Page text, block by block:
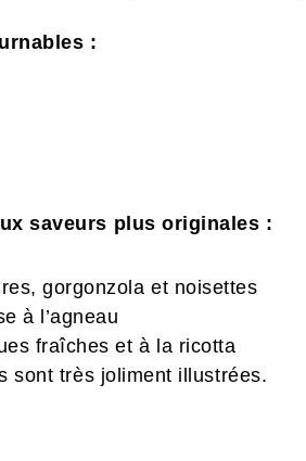
:
saveurs plus originales :
gorgonzola et noisettes
à l’agneau
fraîches et à la ricotta
sont très joliment illustrées.